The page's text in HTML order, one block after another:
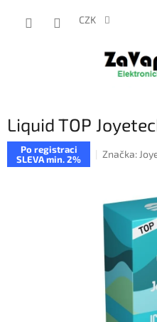
CZK
Liquid TOP
Po registraci
SLEVA min. 2%
Značka: